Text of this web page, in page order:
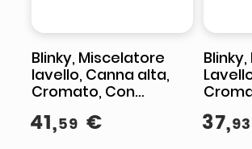
Blinky, Miscelatore
lavello, Canna alta,
Cromato, Con
41,59 € 37,93